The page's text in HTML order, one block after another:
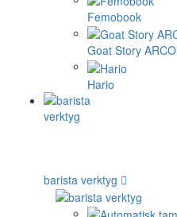
Femobook
Goat Story ARCO
Hario
barista verktyg